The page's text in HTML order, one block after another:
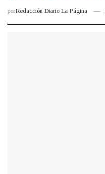
porRedacción Diario La Página